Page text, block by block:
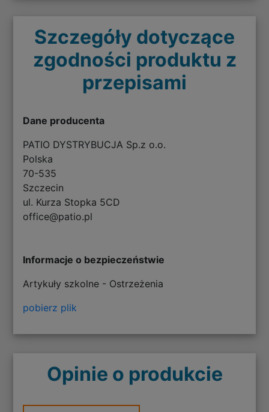
Szczegóły dotyczące
zgodności produktu z
przepisami
Dane producenta
PATIO DYSTRYBUCJA Sp.z o.o.
Polska
70-535
Szczecin
ul. Kurza Stopka 5CD
office@patio.pl
Informacje o bezpieczeństwie
Artykuły szkolne - Ostrzeżenia
pobierz plik
Opinie o produkcie